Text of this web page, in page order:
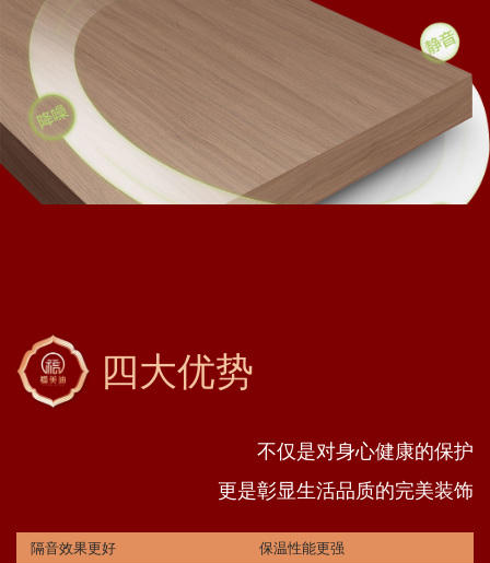
四大优势
不仅是对身心健康的保护
更是彰显生活品质的完美装饰
隔音效果更好 保温性能更强